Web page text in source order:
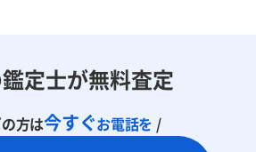
定士が無料査定
方は今すぐお電話を /